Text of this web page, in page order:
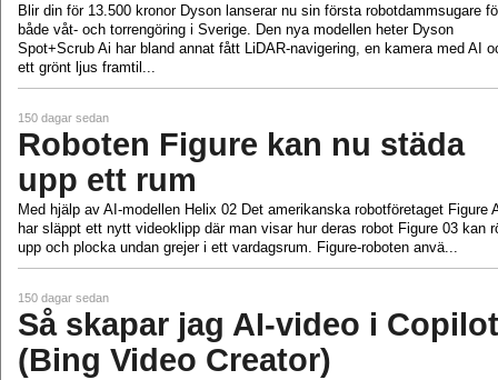
Blir din för 13.500 kronor Dyson lanserar nu sin första robotdammsugare
både våt- och torrengöring i Sverige. Den nya modellen heter Dyson
Spot+Scrub Ai har bland annat fått LiDAR-navigering, en kamera med AI
ett grönt ljus framtil...
150 dagar sedan
Roboten Figure kan nu städa
upp ett rum
Med hjälp av AI-modellen Helix 02 Det amerikanska robotföretaget Figure
har släppt ett nytt videoklipp där man visar hur deras robot Figure 03 kan
upp och plocka undan grejer i ett vardagsrum. Figure-roboten anvä...
150 dagar sedan
Så skapar jag AI-video i Copilot
(Bing Video Creator)